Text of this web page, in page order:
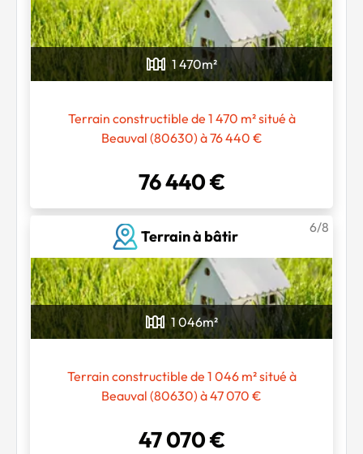
1 470m²
Terrain constructible de 1 470 m² situé à
Beauval (80630) à 76 440 €
76 440 €
Terrain à bâtir
6/8
1 046m²
Terrain constructible de 1 046 m² situé à
Beauval (80630) à 47 070 €
47 070 €